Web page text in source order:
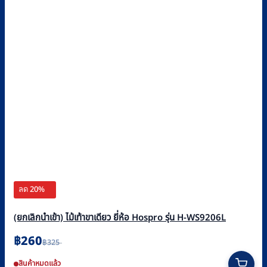
ลด 20%
(ยกเลิกนำเข้า) ไม้เท้าขาเดียว ยี่ห้อ Hospro รุ่น H-WS9206L
฿325
Original
price
was:
฿260
Current
price
is:สินค้าหมดแล้ว